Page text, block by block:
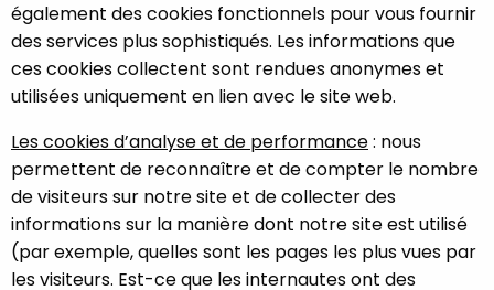
également des cookies fonctionnels pour vous fournir
des services plus sophistiqués. Les informations que
ces cookies collectent sont rendues anonymes et
utilisées uniquement en lien avec le site web.
Les cookies d’analyse et de performance: nous
permettent de reconnaître et de compter le nombre
de visiteurs sur notre site et de collecter des
informations sur la manière dont notre site est utilisé
(par exemple, quelles sont les pages les plus vues par
les visiteurs. Est-ce que les internautes ont des